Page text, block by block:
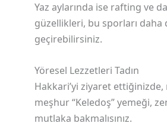
Yaz aylarında ise rafting ve
güzellikleri, bu sporları daha
geçirebilirsiniz.
Yöresel Lezzetleri Tadın
Hakkari’yi ziyaret
meşhur “Keledoş” yemeği,
mutlaka bakmalısınız.